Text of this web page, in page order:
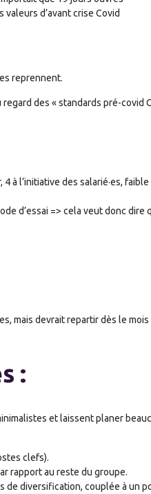
d’avant crise Covid
reprennent.
des « standards pré-covid
à l’initiative des salarié·es,
d’essai => cela veut donc dire
mais devrait repartir dès le mois
:
et laissent planer
clefs).
rapport au reste du groupe.
de diversification, couplée à un